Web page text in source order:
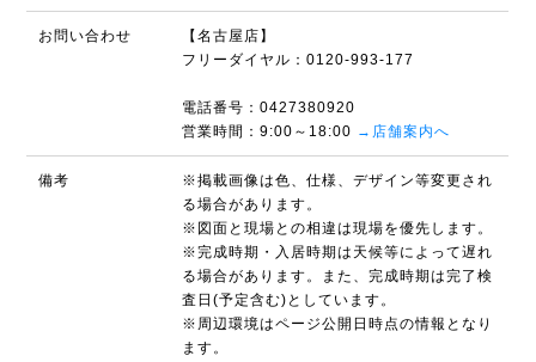
お問い合わせ
【名古屋店】
フリーダイヤル：0120-993-177
電話番号：0427380920
営業時間：9:00～18:00 →店舗案内へ
備考
※掲載画像は色、仕様、デザイン等変更され
る場合があります。
※図面と現場との相違は現場を優先します。
※完成時期・入居時期は天候等によって遅れ
る場合があります。また、完成時期は完了検
査日(予定含む)としています。
※周辺環境はページ公開日時点の情報となり
ます。